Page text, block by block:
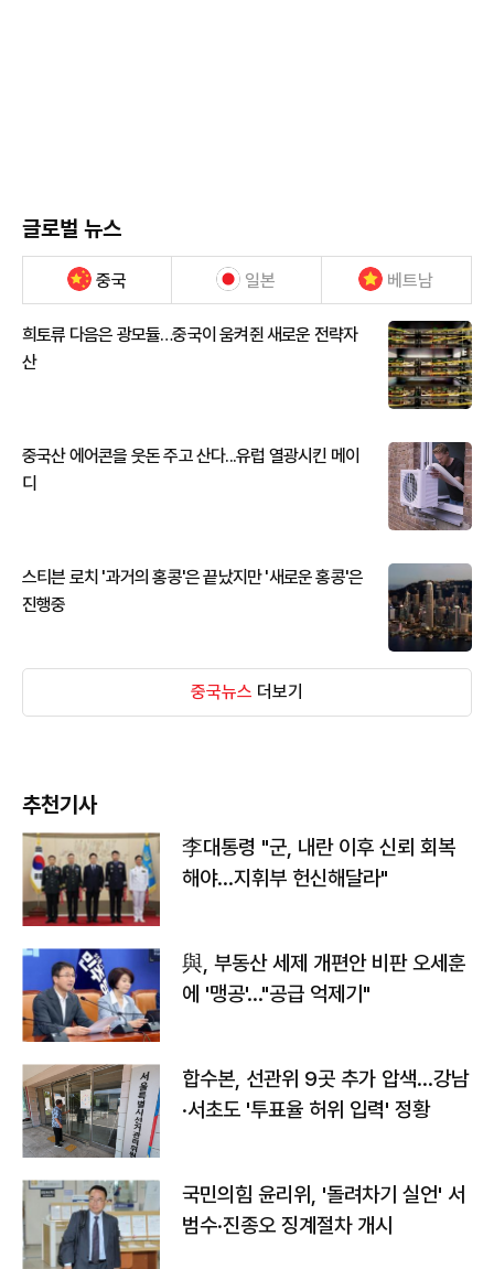
글로벌 뉴스
중국 일본 베트남
희토류 다음은 광모듈…중국이 움켜쥔 새로운 전략자
산
중국산 에어콘을 웃돈 주고 산다...유럽 열광시킨 메이
디
스티븐 로치 '과거의 홍콩'은 끝났지만 '새로운 홍콩'은
진행중
중국뉴스 더보기
추천기사
李대통령 "군, 내란 이후 신뢰 회복
해야…지휘부 헌신해달라"
與, 부동산 세제 개편안 비판 오세훈
에 '맹공'…"공급 억제기"
합수본, 선관위 9곳 추가 압색…강남
·서초도 '투표율 허위 입력' 정황
국민의힘 윤리위, '돌려차기 실언' 서
범수·진종오 징계절차 개시